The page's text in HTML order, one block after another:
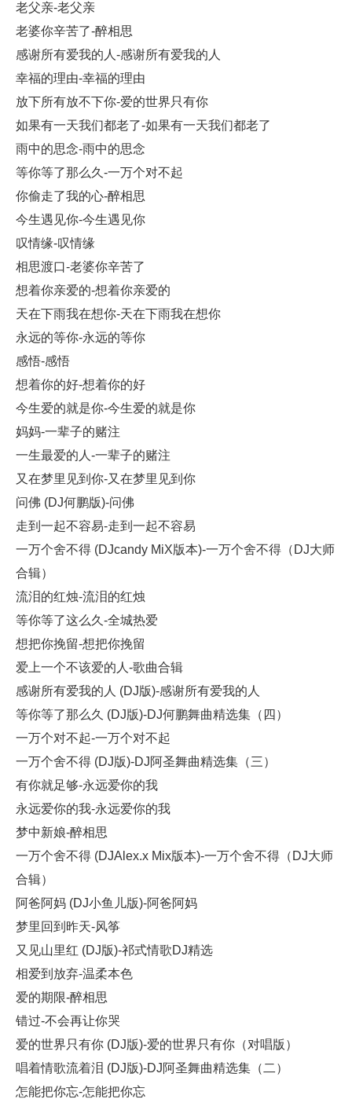
老父亲-老父亲
老婆你辛苦了-醉相思
感谢所有爱我的人-感谢所有爱我的人
幸福的理由-幸福的理由
放下所有放不下你-爱的世界只有你
如果有一天我们都老了-如果有一天我们都老了
雨中的思念-雨中的思念
等你等了那么久-一万个对不起
你偷走了我的心-醉相思
今生遇见你-今生遇见你
叹情缘-叹情缘
相思渡口-老婆你辛苦了
想着你亲爱的-想着你亲爱的
天在下雨我在想你-天在下雨我在想你
永远的等你-永远的等你
感悟-感悟
想着你的好-想着你的好
今生爱的就是你-今生爱的就是你
妈妈-一辈子的赌注
一生最爱的人-一辈子的赌注
又在梦里见到你-又在梦里见到你
问佛 (DJ何鹏版)-问佛
走到一起不容易-走到一起不容易
一万个舍不得 (DJcandy MiX版本)-一万个舍不得（DJ大师
合辑）
流泪的红烛-流泪的红烛
等你等了这么久-全城热爱
想把你挽留-想把你挽留
爱上一个不该爱的人-歌曲合辑
感谢所有爱我的人 (DJ版)-感谢所有爱我的人
等你等了那么久 (DJ版)-DJ何鹏舞曲精选集（四）
一万个对不起-一万个对不起
一万个舍不得 (DJ版)-DJ阿圣舞曲精选集（三）
有你就足够-永远爱你的我
永远爱你的我-永远爱你的我
梦中新娘-醉相思
一万个舍不得 (DJAlex.x Mix版本)-一万个舍不得（DJ大师
合辑）
阿爸阿妈 (DJ小鱼儿版)-阿爸阿妈
梦里回到昨天-风筝
又见山里红 (DJ版)-祁式情歌DJ精选
相爱到放弃-温柔本色
爱的期限-醉相思
错过-不会再让你哭
爱的世界只有你 (DJ版)-爱的世界只有你（对唱版）
唱着情歌流着泪 (DJ版)-DJ阿圣舞曲精选集（二）
怎能把你忘-怎能把你忘